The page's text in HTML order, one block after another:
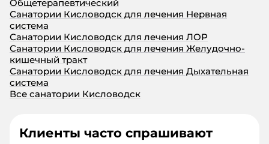
Общетерапевтический
Санатории Кисловодск для лечения Нервная
система
Санатории Кисловодск для лечения ЛОР
Санатории Кисловодск для лечения Желудочно-
кишечный тракт
Санатории Кисловодск для лечения Дыхательная
система
Все санатории Кисловодск
Клиенты часто спрашивают